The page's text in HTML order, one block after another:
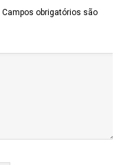
Campos obrigatórios são